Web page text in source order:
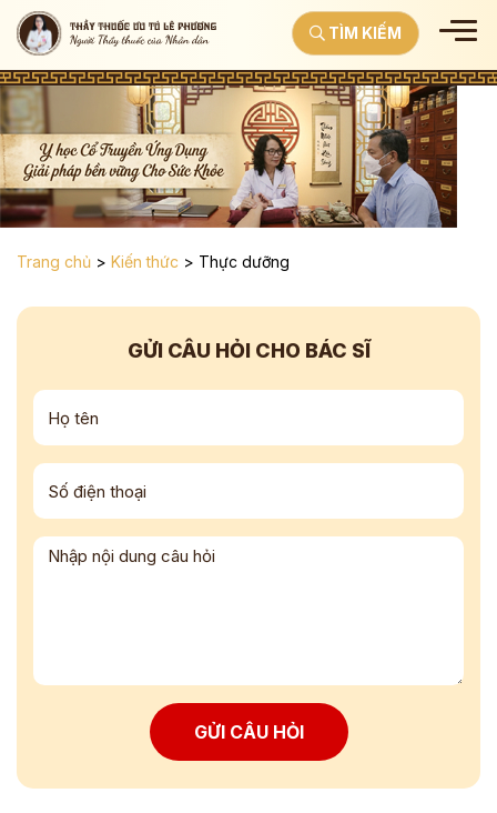
TÌM KIẾM
Trang chủ > Kiến thức > Thực dưỡng
GỬI CÂU HỎI CHO BÁC SĨ
GỬI CÂU HỎI